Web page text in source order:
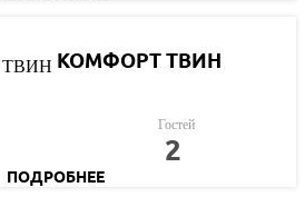
КОМФОРТ ТВИН
Гостей
2
ПОДРОБНЕЕ